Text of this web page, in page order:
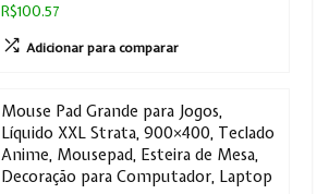
R$100.57
Adicionar para comparar
Mouse Pad Grande para Jogos,
Líquido XXL Strata, 900×400, Teclado
Anime, Mousepad, Esteira de Mesa,
Decoração para Computador, Laptop